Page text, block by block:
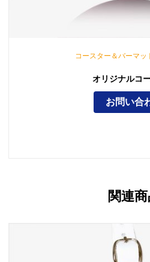
コースター＆バーマッ
オリジナルコ
お問い合
関連